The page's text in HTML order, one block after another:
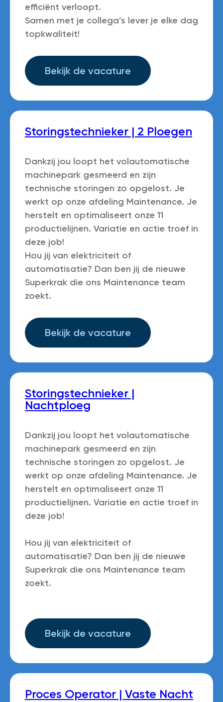
efficiënt verloopt.
Samen met je collega’s lever je elke dag
topkwaliteit!
Bekijk de vacature
Storingstechnieker | 2 Ploegen
Dankzij jou loopt het volautomatische
machinepark gesmeerd en zijn
technische storingen zo opgelost. Je
werkt op onze afdeling Maintenance. Je
herstelt en optimaliseert onze 11
productielijnen. Variatie en actie troef in
deze job!
Hou jij van elektriciteit of
automatisatie? Dan ben jij de nieuwe
Superkrak die ons Maintenance team
zoekt.
Bekijk de vacature
Storingstechnieker |
Nachtploeg
Dankzij jou loopt het volautomatische
machinepark gesmeerd en zijn
technische storingen zo opgelost. Je
werkt op onze afdeling Maintenance. Je
herstelt en optimaliseert onze 11
productielijnen. Variatie en actie troef in
deze job!
Hou jij van elektriciteit of
automatisatie? Dan ben jij de nieuwe
Superkrak die ons Maintenance team
zoekt.
Bekijk de vacature
Proces Operator | Vaste Nacht